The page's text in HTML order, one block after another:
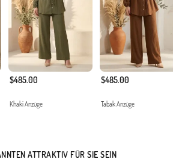
$485.00
Khaki Anzüge
$485.00
Tabak Anzüge
ATTRAKTIV FÜR SIE SEIN